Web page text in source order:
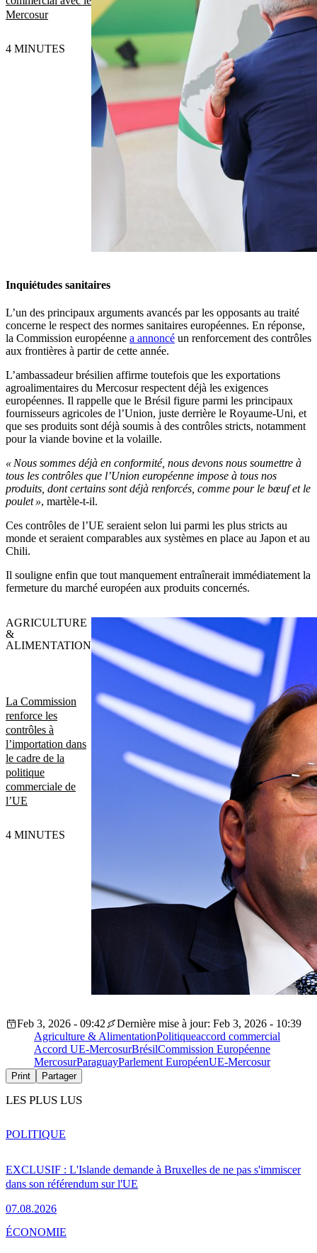
Mercosur
4 MINUTES
Inquiétudes sanitaires
L’un des principaux arguments avancés par les opposants au traité
concerne le respect des normes sanitaires européennes. En réponse,
la Commission européenne a annoncé un renforcement des contrôles
aux frontières à partir de cette année.
L’ambassadeur brésilien affirme toutefois que les exportations
agroalimentaires du Mercosur respectent déjà les exigences
européennes. Il rappelle que le Brésil figure parmi les principaux
fournisseurs agricoles de l’Union, juste derrière le Royaume-Uni, et
que ses produits sont déjà soumis à des contrôles stricts, notamment
pour la viande bovine et la volaille.
« Nous sommes déjà en conformité, nous devons nous soumettre à
tous les contrôles que l’Union européenne impose à tous nos
produits, dont certains sont déjà renforcés, comme pour le bœuf et le
poulet », martèle-t-il.
Ces contrôles de l’UE seraient selon lui parmi les plus stricts au
monde et seraient comparables aux systèmes en place au Japon et au
Chili.
Il souligne enfin que tout manquement entraînerait immédiatement la
fermeture du marché européen aux produits concernés.
La Commission
renforce les
contrôles à
l’importation dans
le cadre de la
politique
commerciale de
l’UE
AGRICULTURE
&
ALIMENTATION
4 MINUTES
Feb 3, 2026 - 09:42
Dernière mise à jour: Feb 3, 2026 - 10:39
Agriculture & AlimentationPolitiqueaccord commercial
Accord UE-MercosurBrésilCommission Européenne
MercosurParaguayParlement EuropéenUE-Mercosur
Print Partager
LES PLUS LUS
EXCLUSIF : L'Islande demande à Bruxelles de ne pas s'immiscer
dans son référendum sur l'UE
07.08.2026
POLITIQUE
ÉCONOMIE